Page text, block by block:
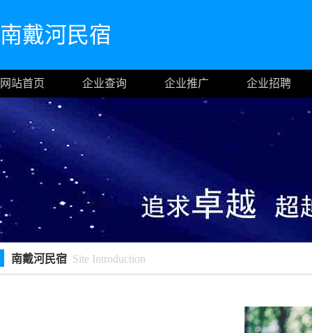
南戴河民宿
网站首页 企业查询 企业推广 企业招聘
南戴河民宿 Site Introduction